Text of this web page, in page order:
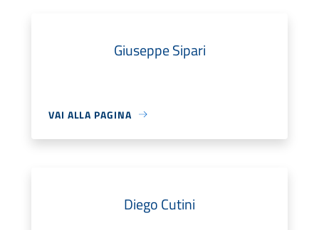
Giuseppe Sipari
VAI ALLA PAGINA
Diego Cutini